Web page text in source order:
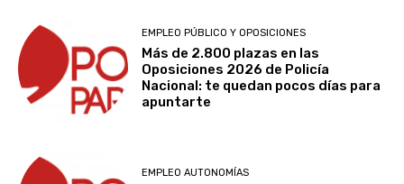
EMPLEO PÚBLICO Y OPOSICIONES
Más de 2.800 plazas en las
Oposiciones 2026 de Policía
Nacional: te quedan pocos días para
apuntarte
EMPLEO AUTONOMÍAS